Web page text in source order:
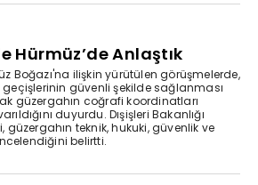
Hürmüz’de Anlaştık
Boğazı'na ilişkin yürütülen görüşmelerde,
güvenli şekilde sağlanması
güzergahın coğrafi koordinatları
duyurdu. Dışişleri Bakanlığı
güzergahın teknik, hukuki, güvenlik ve
belirtti.